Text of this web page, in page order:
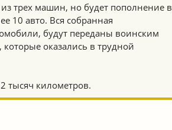
трех машин, но будет пополнение в
10 авто. Вся собранная
будут переданы воинским
оказались в трудной
тысяч километров.